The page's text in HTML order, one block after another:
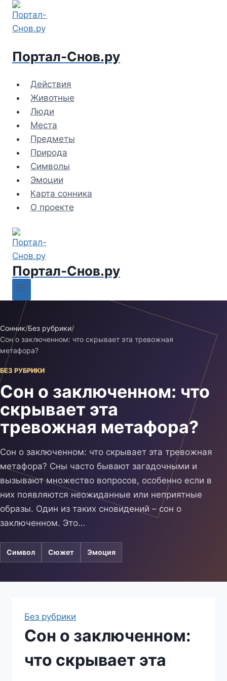
Перейти
содержимому
Портал-Снов.ру
Действия
Животные
Люди
Места
Предметы
Природа
Символы
Эмоции
Карта сонника
О проекте
Портал-Снов.ру
Сонник/Без рубрики/
Сон о заключенном: что скрывает эта тревожная
метафора?
БЕЗ РУБРИКИ
Сон о заключенном: что
скрывает эта
тревожная метафора?
Сон о заключенном: что скрывает эта тревожная
метафора? Сны часто бывают загадочными и
вызывают множество вопросов, особенно если в
них появляются неожиданные или неприятные
образы. Один из таких сновидений – сон о
заключенном. Это…
Символ Сюжет Эмоция
Без рубрики
Сон о заключенном:
что скрывает эта